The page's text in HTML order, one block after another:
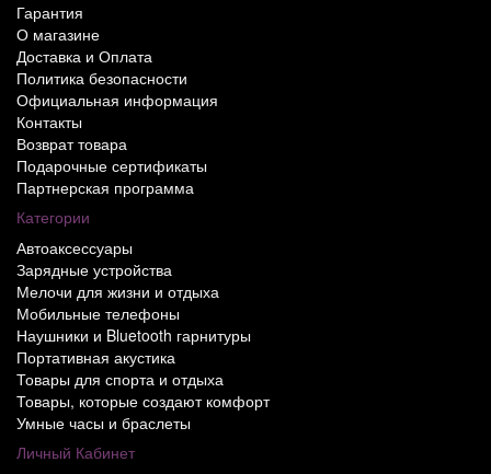
Гарантия
О магазине
Доставка и Оплата
Политика безопасности
Официальная информация
Контакты
Возврат товара
Подарочные сертификаты
Партнерская программа
Категории
Автоаксессуары
Зарядные устройства
Мелочи для жизни и отдыха
Мобильные телефоны
Наушники и Bluetooth гарнитуры
Портативная акустика
Товары для спорта и отдыха
Товары, которые создают комфорт
Умные часы и браслеты
Личный Кабинет